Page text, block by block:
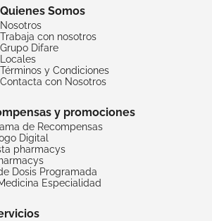
Quienes Somos
Nosotros
Trabaja con nosotros
Grupo Difare
Locales
Términos y Condiciones
Contacta con Nosotros
y promociones
de Recompensas
Digital
pharmacys
Dosis Programada
Especialidad